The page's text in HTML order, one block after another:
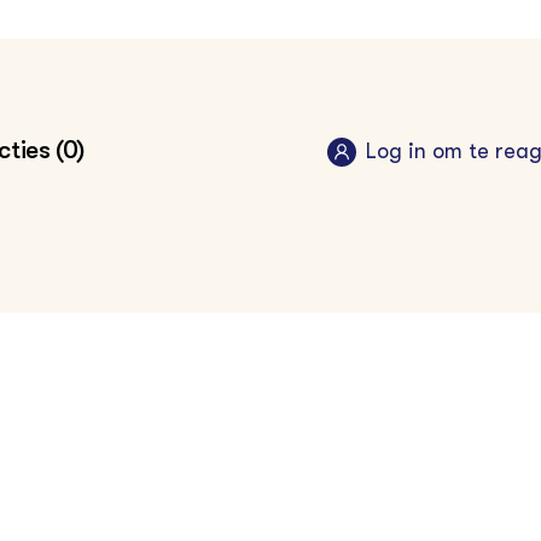
(0) Log in om te